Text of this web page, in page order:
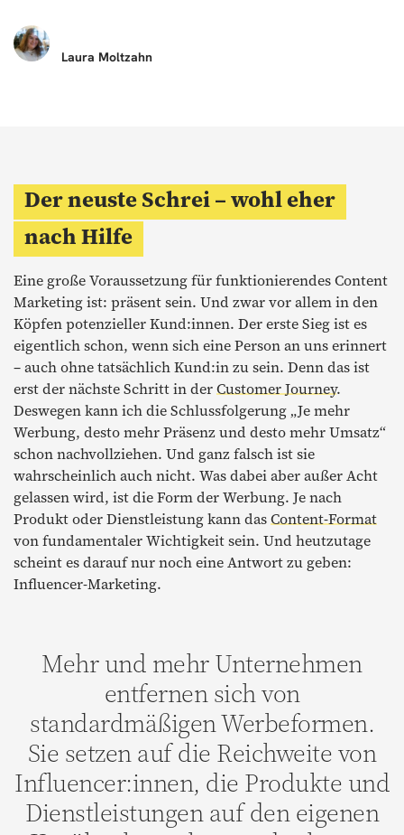
Laura Moltzahn
Der neuste Schrei – wohl eher
nach Hilfe
Eine große Voraussetzung für funktionierendes Content
Marketing ist: präsent sein. Und zwar vor allem in den
Köpfen potenzieller Kund:innen. Der erste Sieg ist es
eigentlich schon, wenn sich eine Person an uns erinnert
– auch ohne tatsächlich Kund:in zu sein. Denn das ist
erst der nächste Schritt in derCustomer Journey.
Deswegen kann ich die Schlussfolgerung „Je mehr
Werbung, desto mehr Präsenz und desto mehr Umsatz“
schon nachvollziehen. Und ganz falsch ist sie
wahrscheinlich auch nicht. Was dabei aber außer Acht
gelassen wird, ist die Form der Werbung. Je nach
Produkt oder Dienstleistung kann dasContent-Format
von fundamentaler Wichtigkeit sein. Und heutzutage
scheint es darauf nur noch eine Antwort zu geben:
Influencer-Marketing.
Mehr und mehr Unternehmen
entfernen sich von
standardmäßigen Werbeformen.
Sie setzen auf die Reichweite von
Influencer:innen, die Produkte und
Dienstleistungen auf den eigenen